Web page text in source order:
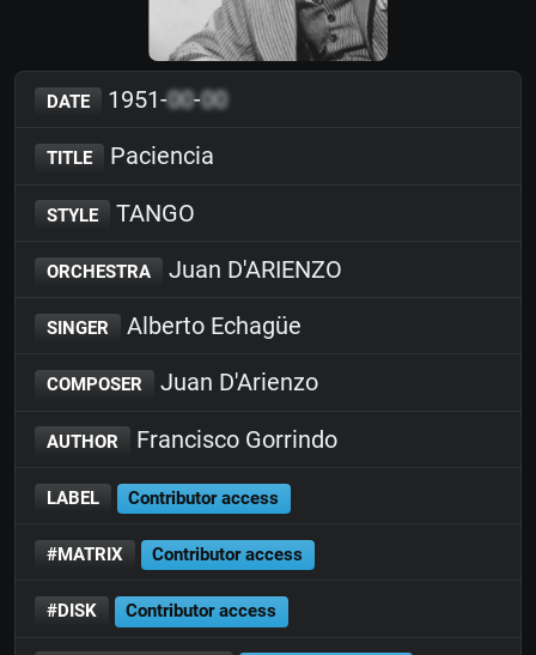
DATE 1951-00-00
TITLE Paciencia
STYLE TANGO
ORCHESTRA Juan D'ARIENZO
SINGER Alberto Echagüe
COMPOSER Juan D'Arienzo
AUTHOR Francisco Gorrindo
LABEL Contributor access
#MATRIX Contributor access
#DISK Contributor access